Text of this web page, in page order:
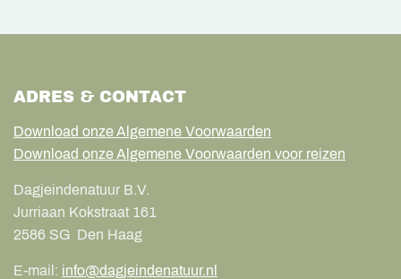
ADRES & CONTACT
Download onze Algemene Voorwaarden
Download onze Algemene Voorwaarden voor reizen
Dagjeindenatuur B.V.
Jurriaan Kokstraat 161
2586 SG Den Haag
E-mail: info@dagjeindenatuur.nl